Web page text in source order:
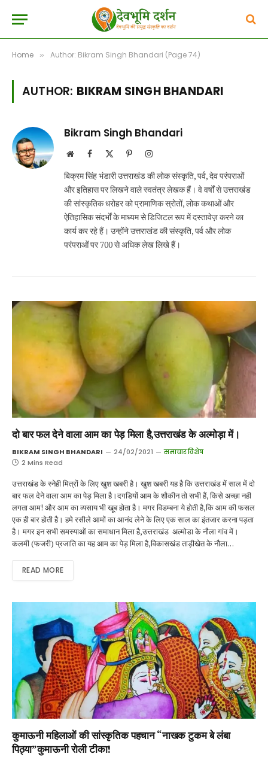
Home » Author: Bikram Singh Bhandari (Page 74)
AUTHOR: BIKRAM SINGH BHANDARI
Bikram Singh Bhandari
WebsiteFacebook PinterestInstagram
बिक्रम सिंह भंडारी उत्तराखंड की लोक संस्कृति, पर्व, देव परंपराओं
और इतिहास पर लिखने वाले स्वतंत्र लेखक हैं। वे वर्षों से उत्तराखंड
की सांस्कृतिक धरोहर को प्रामाणिक स्रोतों, लोक कथाओं और
ऐतिहासिक संदर्भों के माध्यम से डिजिटल रूप में दस्तावेज़ करने का
कार्य कर रहे हैं। उन्होंने उत्तराखंड की संस्कृति, पर्व और लोक
परंपराओं पर 700 से अधिक लेख लिखे हैं।
दो बार फल देने वाला आम का पेड़ मिला है,उत्तराखंड के अल्मोड़ा में।
BIKRAM SINGH BHANDARI 24/02/2021
समाचार विशेष
2 Mins Read
उत्तराखंड के स्नेही मित्रों के लिए खुश खबरी है। खुश खबरी यह है कि उत्तराखंड में साल में दो
बार फल देने वाला आम का पेड़ मिला है।दगडियों आम के शौकीन तो सभी हैं, किसे अच्छा नही
लगता आम! और आम का व्यसाय भी खूब होता है। मगर विडम्बना ये होती है,कि आम की फसल
एक ही बार होती है। हमे रसीले आमों का आनंद लेने के लिए एक साल का इंतजार करना पड़ता
है। मगर इन सभी समस्याओं का समाधान मिला है,उत्तराखंड अल्मोडा के नौला गांव में।
कलमी (फजरी) प्रजाति का यह आम का पेड़ मिला है,विकासखंड ताड़ीखेत के नौला…
READ MORE
कुमाऊनी महिलाओं की सांस्कृतिक पहचान “नाखक टुकम बे लंबा
पिठ्या”कुमाऊनी रोली टीका!